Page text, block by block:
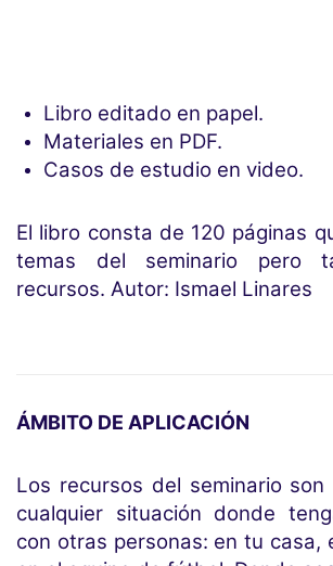
Libro editado en papel.
Materiales en PDF.
Casos de estudio en video.
El libro consta de 120 páginas
temas del seminario pero
recursos. Autor: Ismael Linares
ÁMBITO DE APLICACIÓN
Los recursos del seminario
cualquier situación donde
con otras personas: en tu casa,